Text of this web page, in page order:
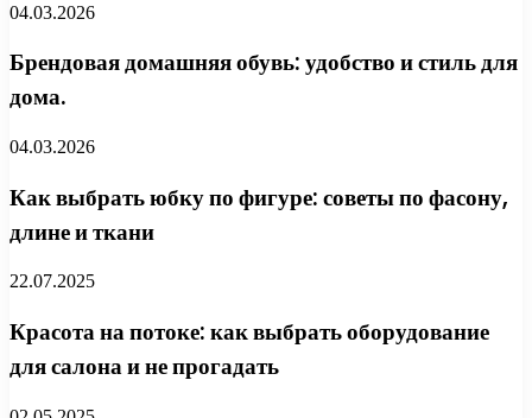
04.03.2026
Брендовая домашняя обувь: удобство и стиль для
дома.
04.03.2026
Как выбрать юбку по фигуре: советы по фасону,
длине и ткани
22.07.2025
Красота на потоке: как выбрать оборудование
для салона и не прогадать